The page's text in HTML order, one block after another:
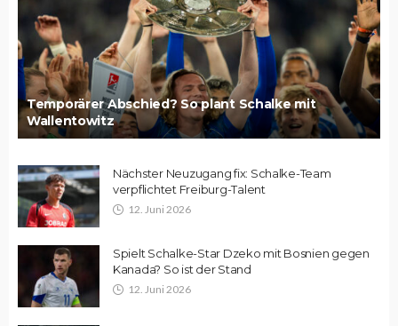
Temporärer Abschied? So plant Schalke mit
Wallentowitz
Nächster Neuzugang fix: Schalke-Team
verpflichtet Freiburg-Talent
12. Juni 2026
Spielt Schalke-Star Dzeko mit Bosnien gegen
Kanada? So ist der Stand
12. Juni 2026